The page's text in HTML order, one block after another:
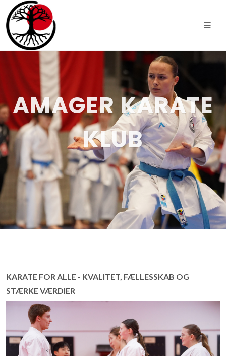
AMAGER KARATE
KLUB
KARATE FOR ALLE - KVALITET, FÆLLESSKAB OG
STÆRKE VÆRDIER